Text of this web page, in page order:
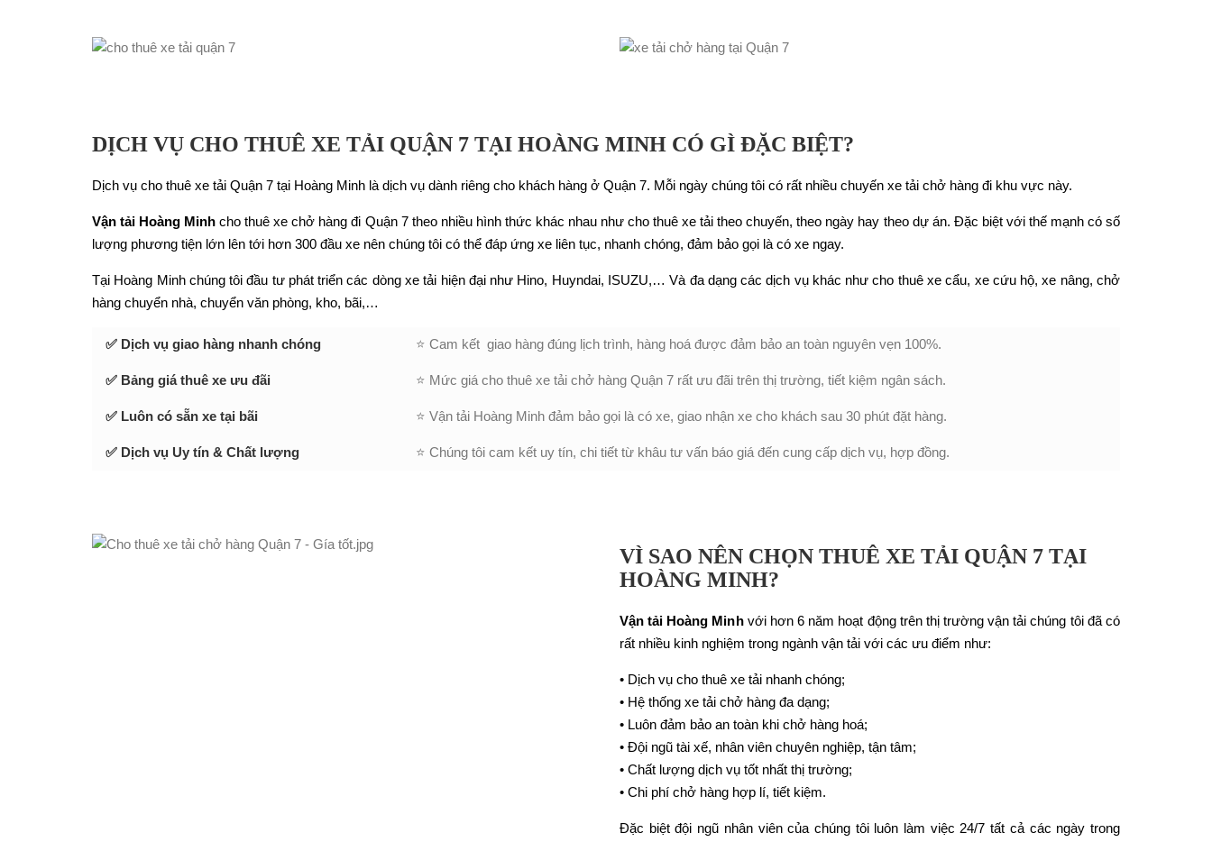
DỊCH VỤ CHO THUÊ XE TẢI QUẬN 7 TẠI HOÀNG MINH CÓ GÌ ĐẶC BIỆT?
Dịch vụ cho thuê xe tải Quận 7 tại Hoàng Minh là dịch vụ dành riêng cho khách hàng ở Quận 7. Mỗi ngày chúng tôi có rất nhiều chuyến xe tải chở hàng đi khu vực này.
Vận tải Hoàng Minh cho thuê xe chở hàng đi Quận 7 theo nhiều hình thức khác nhau như cho thuê xe tải theo chuyến, theo ngày hay theo dự án. Đặc biệt với thế mạnh có số
lượng phương tiện lớn lên tới hơn 300 đầu xe nên chúng tôi có thể đáp ứng xe liên tục, nhanh chóng, đảm bảo gọi là có xe ngay.
Tại Hoàng Minh chúng tôi đầu tư phát triển các dòng xe tải hiện đại như Hino, Huyndai, ISUZU,… Và đa dạng các dịch vụ khác như cho thuê xe cẩu, xe cứu hộ, xe nâng, chở
hàng chuyển nhà, chuyển văn phòng, kho, bãi,…
✅ Dịch vụ giao hàng nhanh chóng ⭐ Cam kết giao hàng đúng lịch trình, hàng hoá được đảm bảo an toàn nguyên vẹn 100%.
✅ Bảng giá thuê xe ưu đãi ⭐ Mức giá cho thuê xe tải chở hàng Quận 7 rất ưu đãi trên thị trường, tiết kiệm ngân sách.
✅ Luôn có sẵn xe tại bãi ⭐ Vận tải Hoàng Minh đảm bảo gọi là có xe, giao nhận xe cho khách sau 30 phút đặt hàng.
✅ Dịch vụ Uy tín & Chất lượng ⭐ Chúng tôi cam kết uy tín, chi tiết từ khâu tư vấn báo giá đến cung cấp dịch vụ, hợp đồng.
VÌ SAO NÊN CHỌN THUÊ XE TẢI QUẬN 7 TẠI
HOÀNG MINH?
Vận tải Hoàng Minhvới hơn 6 năm hoạt động trên thị trường vận tải chúng tôi đã có
rất nhiều kinh nghiệm trong ngành vận tải với các ưu điểm như:
• Dịch vụ cho thuê xe tải nhanh chóng;
• Hệ thống xe tải chở hàng đa dạng;
• Luôn đảm bảo an toàn khi chở hàng hoá;
• Đội ngũ tài xế, nhân viên chuyên nghiệp, tận tâm;
• Chất lượng dịch vụ tốt nhất thị trường;
• Chi phí chở hàng hợp lí, tiết kiệm.
Đặc biệt đội ngũ nhân viên của chúng tôi luôn làm việc 24/7 tất cả các ngày trong